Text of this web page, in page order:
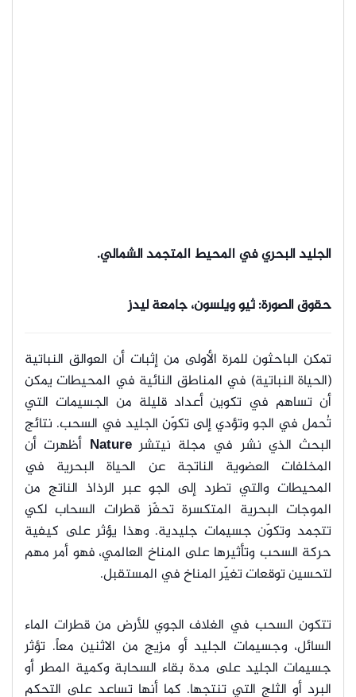
الجليد البحري في المحيط المتجمد الشمالي.
حقوق الصورة: ثيو ويلسون، جامعة ليدز
تمكن الباحثون للمرة الأولى من إثبات أن العوالق النباتية
(الحياة النباتية) في المناطق النائية في المحيطات يمكن
أن تساهم في تكوين أعداد قليلة من الجسيمات التي
تُحمل في الجو وتؤدي إلى تكوّن الجليد في السحب. نتائج
البحث الذي نشر في مجلة نيتشرNature
أظهرت أن
المخلفات العضوية الناتجة عن الحياة البحرية في
المحيطات والتي تطرد إلى الجو عبر الرذاذ الناتج من
الموجات البحرية المتكسرة تحفّز قطرات السحاب لكي
تتجمد وتكوّن جسيمات جليدية. وهذا يؤثر على كيفية
حركة السحب وتأثيرها على المناخ العالمي، فهو أمر مهم
لتحسين توقعات تغيّر المناخ في المستقبل.
تتكون السحب في الغلاف الجوي للأرض من قطرات الماء
السائل، وجسيمات الجليد أو مزيج من الاثنين معاً. تؤثر
جسيمات الجليد على مدة بقاء السحابة وكمية المطر أو
البرد أو الثلج التي تنتجها. كما أنها تساعد على التحكم